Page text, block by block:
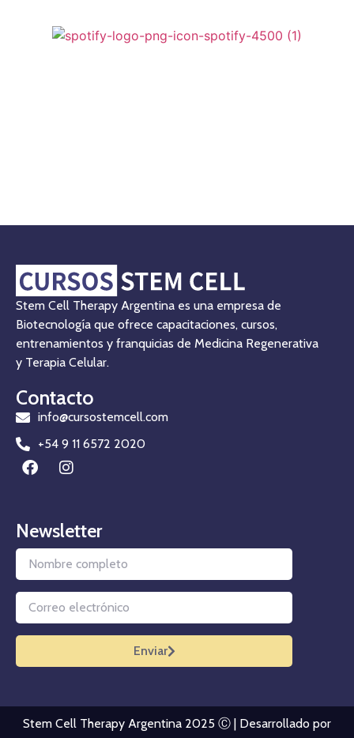
Stem Cell Therapy Argentina es una empresa de
Biotecnología que ofrece capacitaciones, cursos,
entrenamientos y franquicias de Medicina Regenerativa
y Terapia Celular.
Contacto
info@cursostemcell.com
+54 9 11 6572 2020
Newsletter
Enviar
Stem Cell Therapy Argentina 2025 Ⓒ | Desarrollado por